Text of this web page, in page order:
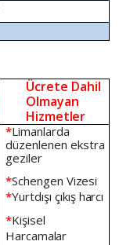
Ücrete Dahil
Olmayan
Hizmetler
*Limanlarda
düzenlenen ekstra
geziler
*Schengen Vizesi
*Yurtdışı çıkış harcı
*Kişisel
Harcamalar